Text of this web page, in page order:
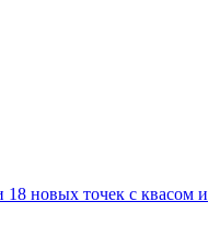
18 новых точек с квасом и